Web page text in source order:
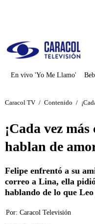
En vivo 'Yo Me Llamo'
Caracol TV / Contenido /
¡Cada vez
hablan de
Felipe enfrentó a su
correo a Lina, ella
hablando de lo que
Por: Caracol Televisión